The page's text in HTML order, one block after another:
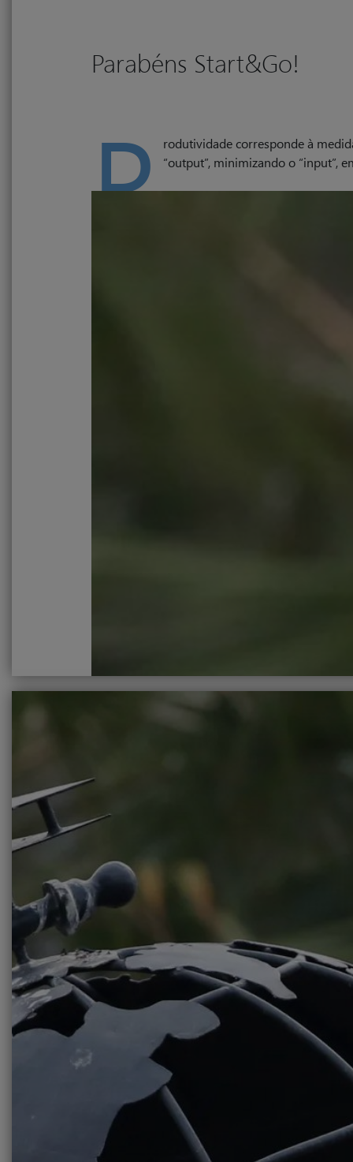
Parabéns Start&Go!
P rodutividade corresponde à
“output”, minimizando o “input”,